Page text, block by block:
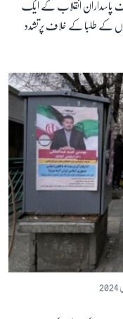
پاسداران انقلاب کے ایک
میں ایرانی یونیورسٹیوں کے طلبا کے خلاف پرتشدد